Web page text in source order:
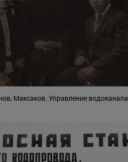
Максаков. Управление водоканала